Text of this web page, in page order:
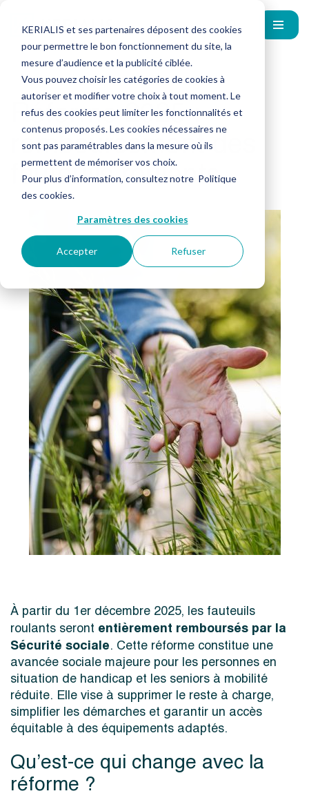
KERIALIS et ses partenaires déposent des cookies
pour permettre le bon fonctionnement du site, la
mesure d’audience et la publicité ciblée.
Vous pouvez choisir les catégories de cookies à
autoriser et modifier votre choix à tout moment. Le
refus des cookies peut limiter les fonctionnalités et
contenus proposés. Les cookies nécessaires ne
sont pas paramétrables dans la mesure où ils
permettent de mémoriser vos choix.
Pour plus d’information, consultez notre Politique
des cookies.
Paramètres des cookies
Accepter Refuser
Réforme 2025 :
remboursement des
fauteuils roulants
À partir du 1er décembre 2025, les fauteuils
roulants seront entièrement remboursés par la
Sécurité sociale. Cette réforme constitue une
avancée sociale majeure pour les personnes en
situation de handicap et les seniors à mobilité
réduite. Elle vise à supprimer le reste à charge,
simplifier les démarches et garantir un accès
équitable à des équipements adaptés.
Qu’est-ce qui change avec la
réforme ?